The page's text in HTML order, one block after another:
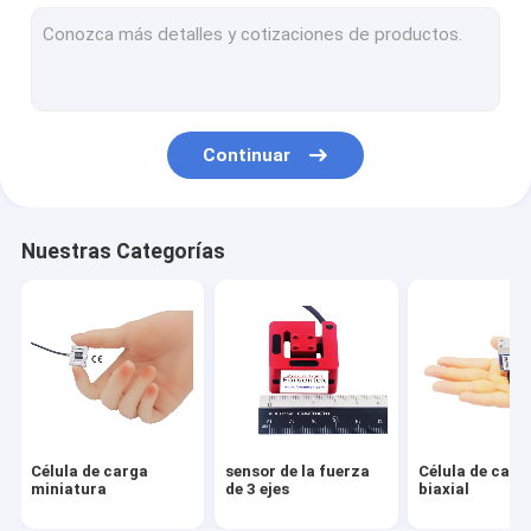
Célula de carga del perfil bajo
Célula de carga del perno de la carga
A través de la célula de carga del agujero
Arduino de la célula de carga
indicador de la célula de carga
Continuar
Nuestras Categorías
Célula de carga
miniatura
sensor de la fuerza
de 3 ejes
Célula de
biaxial